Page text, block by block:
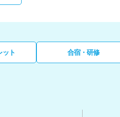
ット 合宿・研修